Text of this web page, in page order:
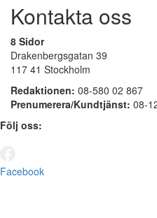
Kontakta oss
8 Sidor
Drakenbergsgatan 39
117 41 Stockholm
Redaktionen: 08-580 02 867
Prenumerera/Kundtjänst: 08-
Följ oss:
Facebook